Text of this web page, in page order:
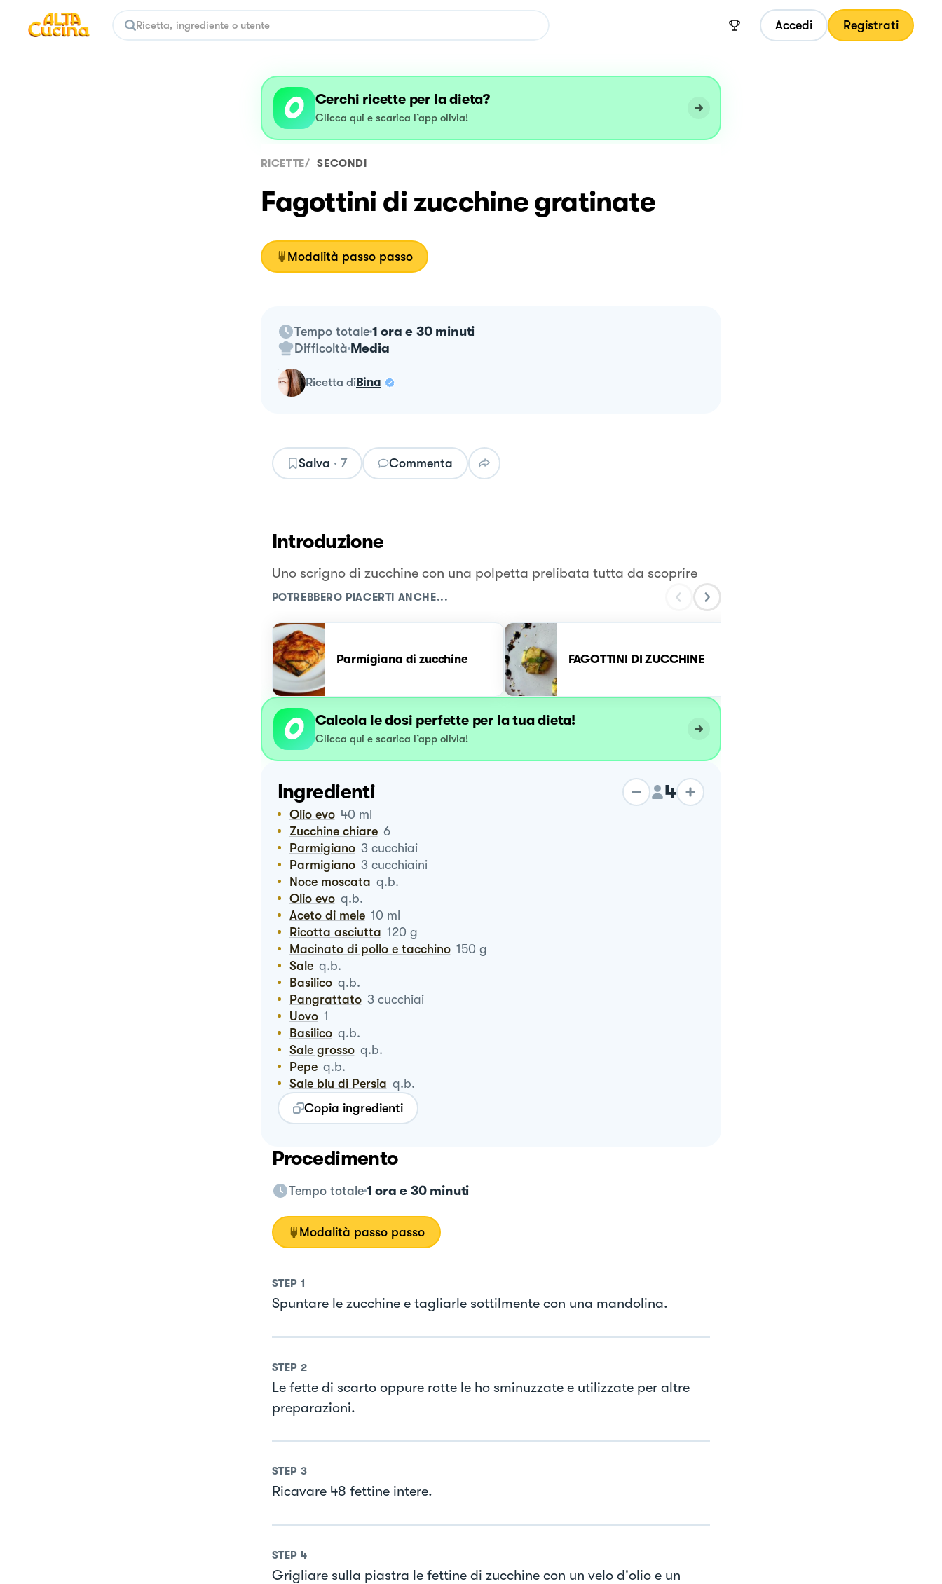
Accedi Registrati
Cerchi ricette per la dieta?
Clicca qui e scarica l’app olivia!
RICETTE/ SECONDI
Fagottini di zucchine gratinate
Modalità passo passo
Tempo totale 1 ora e 30 minuti
Difficoltà Media
ricetta diBina
Salva · 7 Commenta
Introduzione
Uno scrigno di zucchine con una polpetta prelibata tutta da scoprire
POTREBBERO PIACERTI ANCHE...
Parmigiana di zucchine FAGOTTINI DI ZUCCHINE
Calcola le dosi perfette per la tua dieta!
Clicca qui e scarica l’app olivia!
Ingredienti 4
Olio evo 40 ml
Zucchine chiare 6
Parmigiano 3 cucchiai
Parmigiano 3 cucchiaini
Noce moscata q.b.
Olio evo q.b.
Aceto di mele 10 ml
Ricotta asciutta 120 g
Macinato di pollo e tacchino 150 g
Sale q.b.
Basilico q.b.
Pangrattato 3 cucchiai
Uovo 1
Basilico q.b.
Sale grosso q.b.
Pepe q.b.
Sale blu di Persia q.b.
Copia ingredienti
Procedimento
Tempo totale 1 ora e 30 minuti
Modalità passo passo
STEP 1
Spuntare le zucchine e tagliarle sottilmente con una mandolina.
STEP 2
Le fette di scarto oppure rotte le ho sminuzzate e utilizzate per altre
preparazioni.
STEP 3
Ricavare 48 fettine intere.
STEP 4
Grigliare sulla piastra le fettine di zucchine con un velo d'olio e un